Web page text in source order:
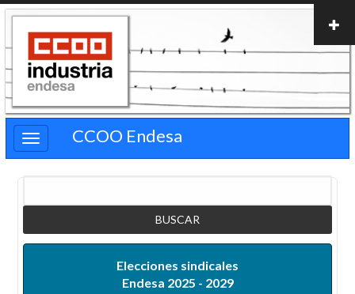
Pasar
contenido
principal
CCOO Endesa
Elecciones sindicales
Endesa 2025 - 2029